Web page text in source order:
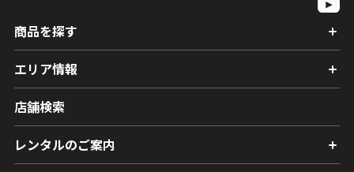
商品を探す
エリア情報
店舗検索
レンタルのご案内